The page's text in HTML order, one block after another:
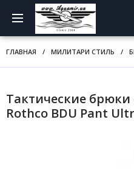
ГЛАВНАЯ / МИЛИТАРИ СТИЛЬ /
Тактические
Rothco BDU Pant